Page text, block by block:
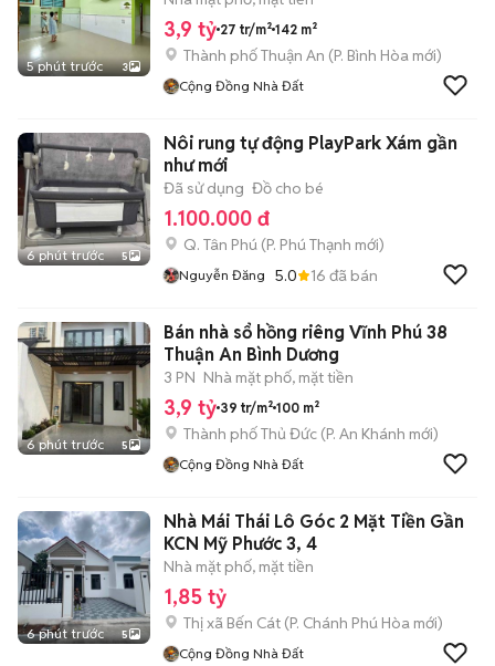
5 phút trước 3
3,9 tỷ 27 tr/m² 142 m²
Thành phố Thuận An (P. Bình Hòa mới)
Cộng Đồng Nhà Đất
6 phút trước 5
Nôi rung tự động PlayPark Xám gần
như mới
Đã sử dụng Đồ cho bé
1.100.000 đ
Q. Tân Phú (P. Phú Thạnh mới)
Nguyễn Đăng 5.0 16 đã bán
6 phút trước 5
Bán nhà sổ hồng riêng Vĩnh Phú 38
Thuận An Bình Dương
3 PN Nhà mặt phố, mặt tiền
3,9 tỷ 39 tr/m² 100 m²
Thành phố Thủ Đức (P. An Khánh mới)
Cộng Đồng Nhà Đất
6 phút trước 5
Nhà Mái Thái Lô Góc 2 Mặt Tiền Gần
KCN Mỹ Phước 3, 4
Nhà mặt phố, mặt tiền
1,85 tỷ
Thị xã Bến Cát (P. Chánh Phú Hòa mới)
Cộng Đồng Nhà Đất